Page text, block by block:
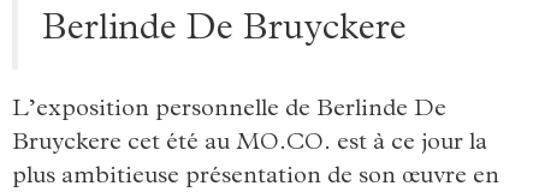
Berlinde De Bruyckere
L’exposition personnelle de Berlinde De
Bruyckere cet été au MO.CO. est à ce jour la
plus ambitieuse présentation de son œuvre en